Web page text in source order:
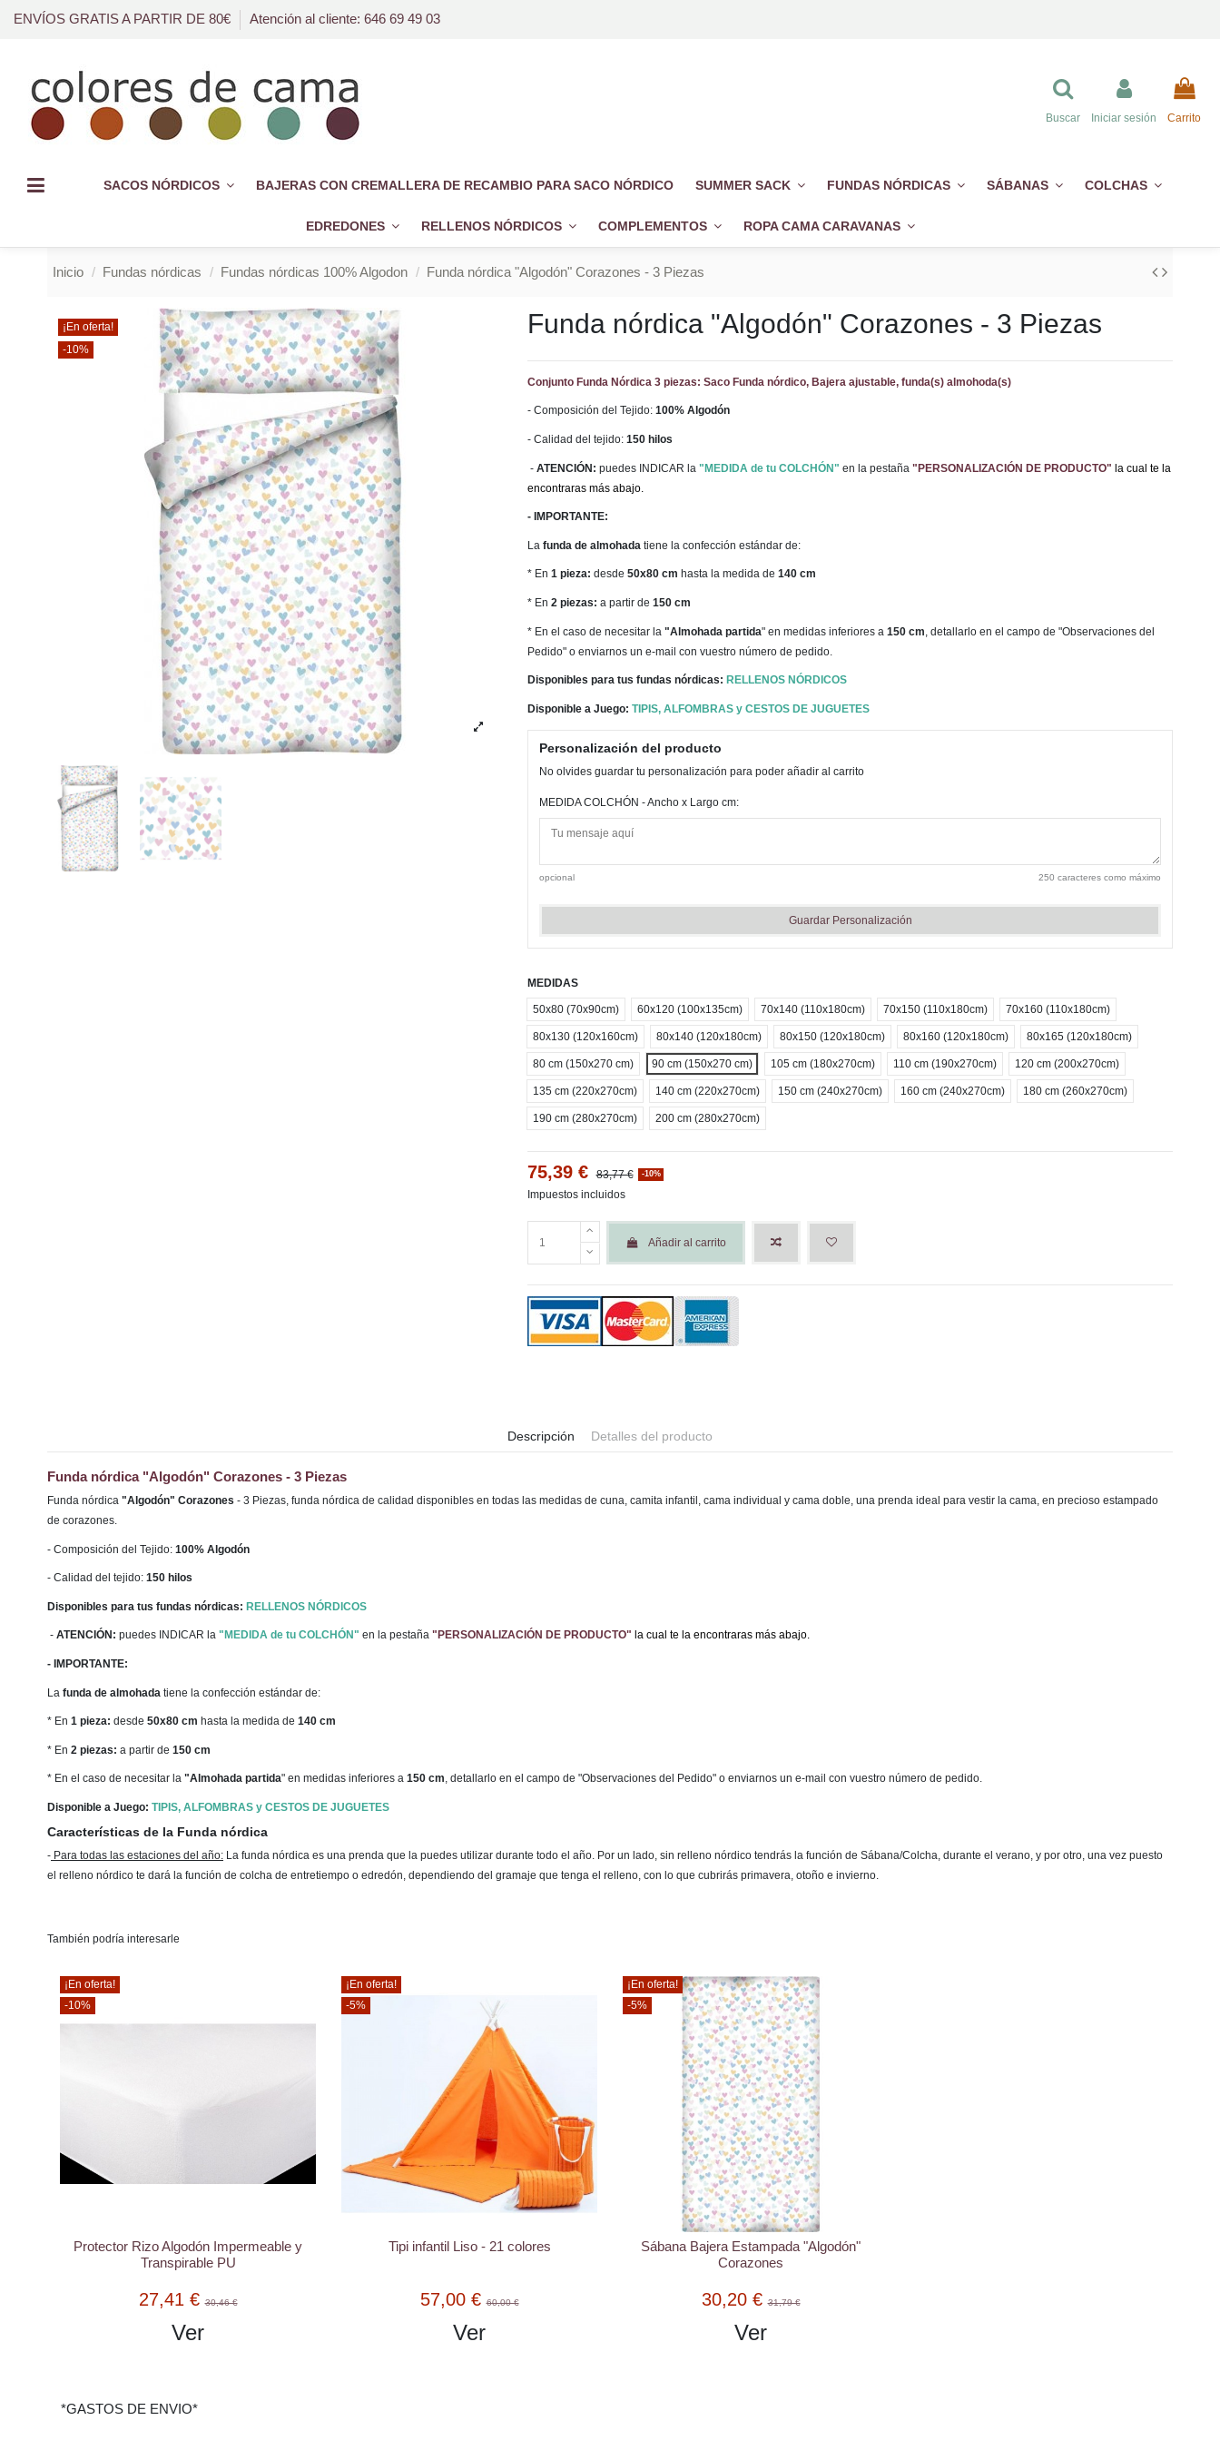
ENVÍOS GRATIS A PARTIR DE 80€ Atención al cliente: 646 69 49 03
Buscar Iniciar sesión Carrito
SACOS NÓRDICOS BAJERAS CON CREMALLERA DE RECAMBIO PARA SACO NÓRDICO SUMMER SACK FUNDAS NÓRDICAS SÁBANAS COLCHAS
EDREDONES RELLENOS NÓRDICOS COMPLEMENTOS ROPA CAMA CARAVANAS
Inicio Fundas nórdicas Fundas nórdicas 100% Algodon Funda nórdica "Algodón" Corazones - 3 Piezas
¡En oferta!
-10%
Funda nórdica "Algodón" Corazones - 3 Piezas
Conjunto Funda Nórdica 3 piezas: Saco Funda nórdico, Bajera ajustable, funda(s) almohoda(s)
- Composición del Tejido:100% Algodón
- Calidad del tejido: 150 hilos
-ATENCIÓN: puedes INDICAR la"MEDIDA de tu COLCHÓN" en la pestaña"PERSONALIZACIÓN DE PRODUCTO" la cual te la
encontraras más abajo.
- IMPORTANTE:
Lafunda de almohada tiene la confección estándar de:
* En1 pieza: desde50x80 cm hasta la medida de140 cm
* En2 piezas: a partir de150 cm
* En el caso de necesitar la"Almohada partida" en medidas inferiores a150 cm , detallarlo en el campo de "Observaciones del
Pedido" o enviarnos un e-mail con vuestro número de pedido.
Disponibles para tus fundas nórdicas: RELLENOS NÓRDICOS
Disponible a Juego:TIPIS, ALFOMBRAS y CESTOS DE JUGUETES
Personalización del producto
No olvides guardar tu personalización para poder añadir al carrito
MEDIDA COLCHÓN - Ancho x Largo cm:
opcional 250 caracteres como máximo
Guardar Personalización
MEDIDAS
50x80 (70x90cm) 60x120 (100x135cm) 70x140 (110x180cm) 70x150 (110x180cm) 70x160 (110x180cm)
80x130 (120x160cm) 80x140 (120x180cm) 80x150 (120x180cm) 80x160 (120x180cm) 80x165 (120x180cm)
80 cm (150x270 cm) 90 cm (150x270 cm) 105 cm (180x270cm) 110 cm (190x270cm) 120 cm (200x270cm)
135 cm (220x270cm) 140 cm (220x270cm) 150 cm (240x270cm) 160 cm (240x270cm) 180 cm (260x270cm)
190 cm (280x270cm) 200 cm (280x270cm)
75,39 € 83,77 € -10%
Impuestos incluidos
Añadir al carrito
Descripción Detalles del producto
Funda nórdica "Algodón" Corazones - 3 Piezas
Funda nórdica "Algodón" Corazones - 3 Piezas, funda nórdica de calidad disponibles en todas las medidas de cuna, camita infantil, cama individual y cama doble, una prenda ideal para vestir la cama, en precioso estampado
de corazones.
- Composición del Tejido: 100% Algodón
- Calidad del tejido: 150 hilos
Disponibles para tus fundas nórdicas: RELLENOS NÓRDICOS
- ATENCIÓN: puedes INDICAR la "MEDIDA de tu COLCHÓN" en la pestaña "PERSONALIZACIÓN DE PRODUCTO" la cual te la encontraras más abajo.
- IMPORTANTE:
La funda de almohada tiene la confección estándar de:
* En 1 pieza: desde 50x80 cm hasta la medida de 140 cm
* En 2 piezas: a partir de 150 cm
* En el caso de necesitar la "Almohada partida" en medidas inferiores a 150 cm, detallarlo en el campo de "Observaciones del Pedido" o enviarnos un e-mail con vuestro número de pedido.
Disponible a Juego: TIPIS, ALFOMBRAS y CESTOS DE JUGUETES
Características de la Funda nórdica
- Para todas las estaciones del año: La funda nórdica es una prenda que la puedes utilizar durante todo el año. Por un lado, sin relleno nórdico tendrás la función de Sábana/Colcha, durante el verano, y por otro, una vez puesto
el relleno nórdico te dará la función de colcha de entretiempo o edredón, dependiendo del gramaje que tenga el relleno, con lo que cubrirás primavera, otoño e invierno.
También podría interesarle
¡En oferta!
-10%
Protector Rizo Algodón Impermeable y
Transpirable PU
27,41 €30,46 €
Ver
¡En oferta!
-5%
Tipi infantil Liso - 21 colores
57,00 €60,00 €
Ver
¡En oferta!
-5%
Sábana Bajera Estampada "Algodón"
Corazones
30,20 €31,79 €
Ver
*GASTOS DE ENVIO*